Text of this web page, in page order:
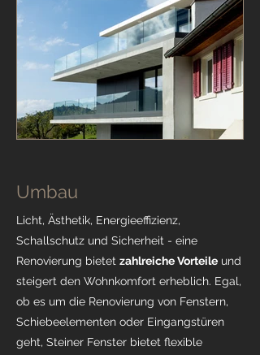
Umbau
Licht, Ästhetik, Energieeffizienz,
Schallschutz und Sicherheit - eine
Renovierung bietet zahlreiche Vorteile und
steigert den Wohnkomfort erheblich. Egal,
ob es um die Renovierung von Fenstern,
Schiebeelementen oder Eingangstüren
geht, Steiner Fenster bietet flexible